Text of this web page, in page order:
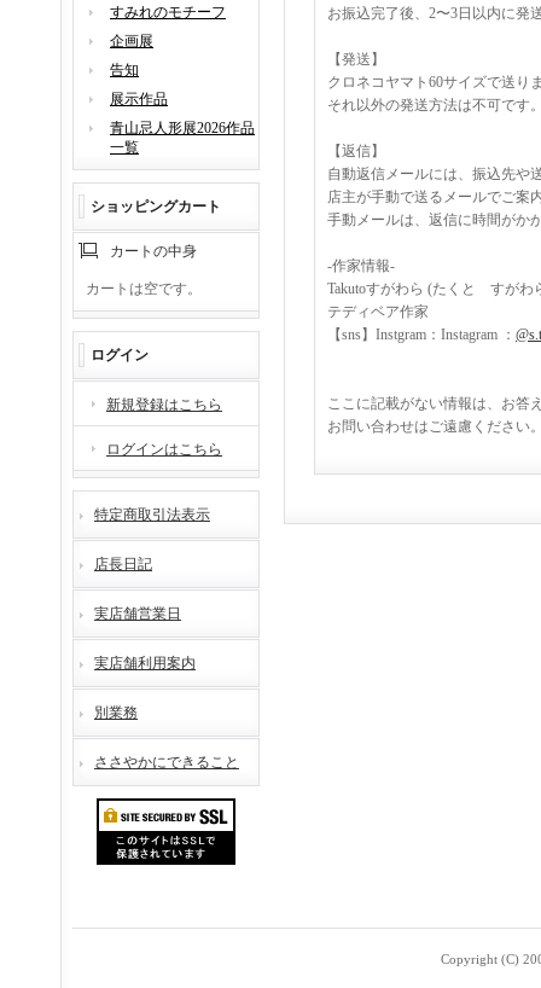
すみれのモチーフ
企画展
告知
展示作品
青山忌人形展2026作品
一覧
ショッピングカート
カートの中身
カートは空です。
ログイン
新規登録はこちら
ログインはこちら
特定商取引法表示
店長日記
実店舗営業日
実店舗利用案内
別業務
ささやかにできること
お振込完了後、2〜3日以内に発
【発送】
クロネコヤマト60サイズで送り
それ以外の発送方法は不可です
【返信】
自動返信メールには、振込先や
店主が手動で送るメールでご案
手動メールは、返信に時間がか
-作家情報-
Takutoすがわら (たくと すがわ
テディベア作家
【sns】Instgram：Instagram ：
ここに記載がない情報は、お答
お問い合わせはご遠慮ください
Copyright (C)